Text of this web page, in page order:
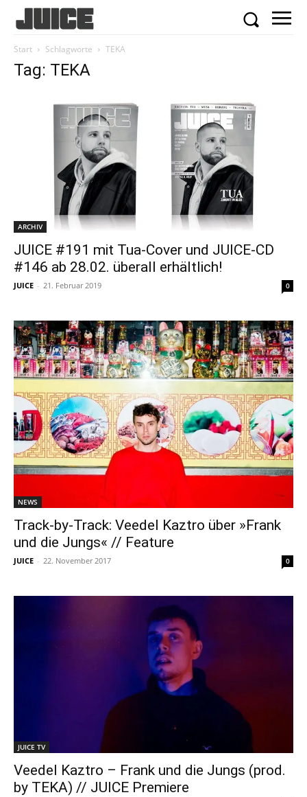
Start Schlagworte TEKA
Tag: TEKA
ARCHIV
JUICE #191 mit Tua-Cover und JUICE-CD
#146 ab 28.02. überall erhältlich!
JUICE - 21. Februar 2019 0
NEWS
Track-by-Track: Veedel Kaztro über »Frank
und die Jungs« // Feature
JUICE - 22. November 2017 0
JUICE TV
Veedel Kaztro – Frank und die Jungs (prod.
by TEKA) // JUICE Premiere